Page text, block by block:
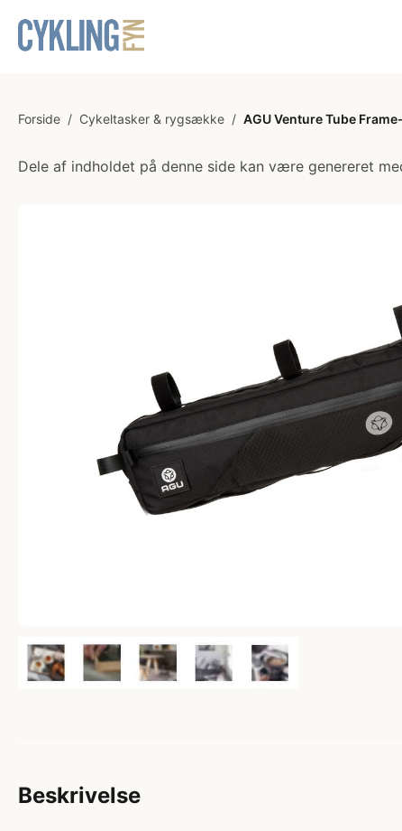
Forside / Cykeltasker & rygsække / AGU Venture Tube
Dele af indholdet på denne side kan være genereret
Beskrivelse